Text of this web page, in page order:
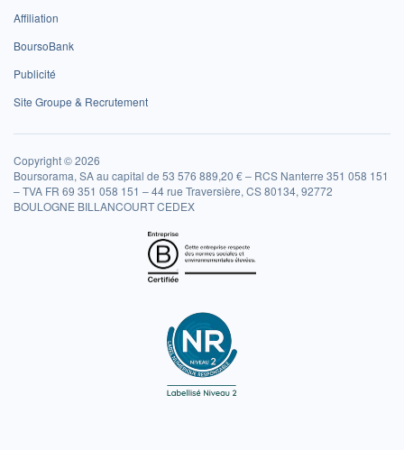
Affiliation
BoursoBank
Publicité
Site Groupe & Recrutement
Copyright © 2026
Boursorama, SA au capital de 53 576 889,20 € – RCS Nanterre 351 058 151
– TVA FR 69 351 058 151 – 44 rue Traversière, CS 80134, 92772
BOULOGNE BILLANCOURT CEDEX